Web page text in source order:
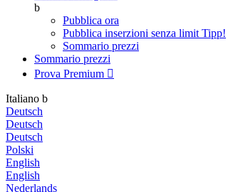
b
Pubblica ora
Pubblica inserzioni senza limit Tipp!
Sommario prezzi
Sommario prezzi
Prova Premium 
Italiano b
Deutsch
Deutsch
Deutsch
Polski
English
English
Nederlands